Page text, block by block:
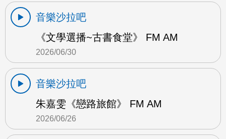
音樂沙拉吧
《文學選播~古書食堂》 FM AM
2026/06/30
音樂沙拉吧
朱嘉雯《戀路旅館》 FM AM
2026/06/26